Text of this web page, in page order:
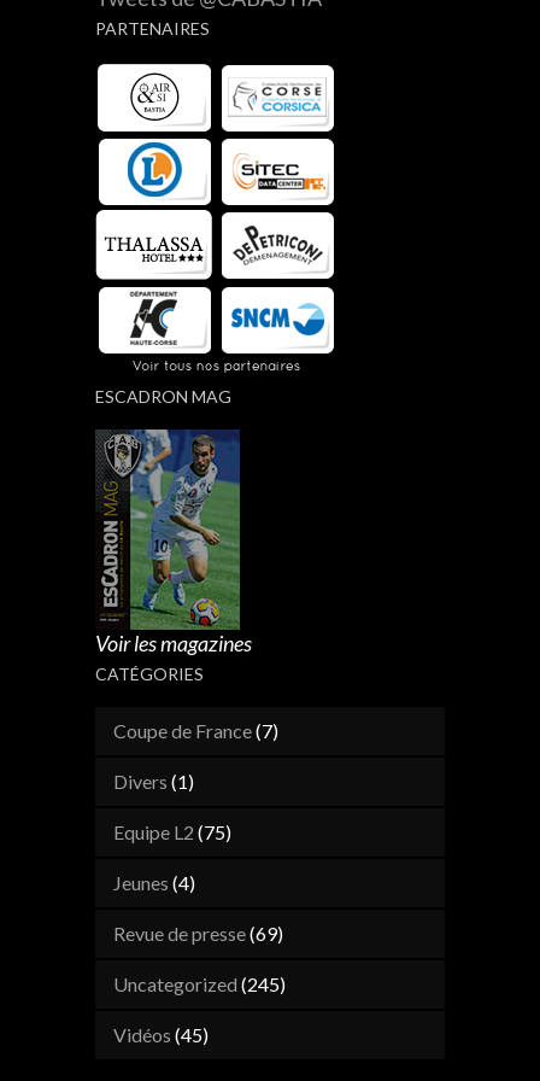
PARTENAIRES
ESCADRON MAG
Voir les magazines
CATÉGORIES
Coupe de France(7)
Divers (1)
Equipe L2 (75)
Jeunes (4)
Revue de presse(69)
Uncategorized (245)
Vidéos (45)